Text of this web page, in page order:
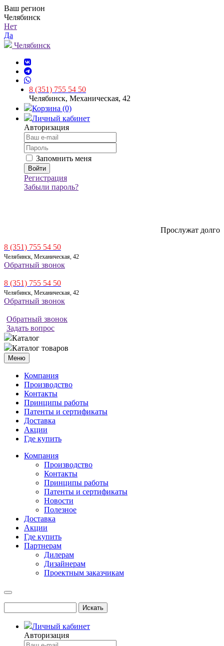
Ваш регион
Челябинск
Нет
Да
Челябинск
8 (351) 755 54 50
Челябинск, Механическая, 42
Корзина (0)
Личный кабинет
Авторизация
Запомнить меня
Регистрация
Забыли пароль?
Прослужат долго
8 (351) 755 54 50
Челябинск, Механическая, 42
Обратный звонок
8 (351) 755 54 50
Челябинск, Механическая, 42
Обратный звонок
Обратный звонок
Задать вопрос
Каталог
Каталог товаров
Меню
Компания
Производство
Контакты
Принципы работы
Патенты и сертификаты
Доставка
Акции
Где купить
Компания
Производство
Контакты
Принципы работы
Патенты и сертификаты
Новости
Полезное
Доставка
Акции
Где купить
Партнерам
Дилерам
Дизайнерам
Проектным заказчикам
Личный кабинет
Авторизация